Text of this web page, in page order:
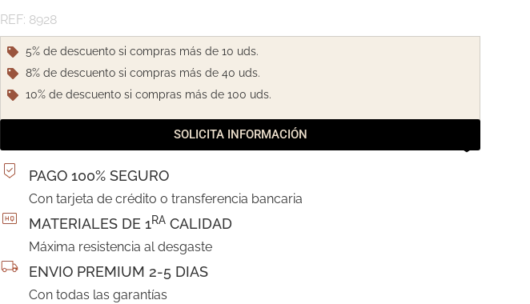
REF: 8928
5% de descuento si compras más de 10 uds.
8% de descuento si compras más de 40 uds.
10% de descuento si compras más de 100 uds.
SOLICITA INFORMACIÓN
PAGO 100% SEGURO
Con tarjeta de crédito o transferencia bancaria
MATERIALES DE 1RA CALIDAD
Máxima resistencia al desgaste
ENVIO PREMIUM 2-5 DIAS
Con todas las garantías